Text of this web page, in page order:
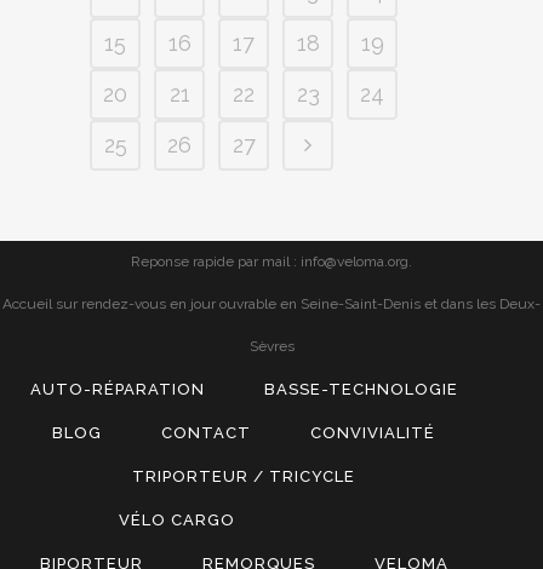
15
16 17 18
19
20
21 22 23
24
25
26 27
Reponse rapide par mail : info@veloma.org.
Accueil sur rendez-vous en jour ouvrable en Seine-Saint-Denis et dans les Deux-
Sèvres
AUTO-RÉPARATION BASSE-TECHNOLOGIE
BLOG CONTACT CONVIVIALITÉ
TRIPORTEUR / TRICYCLE
VÉLO CARGO
BIPORTEUR REMORQUES VELOMA